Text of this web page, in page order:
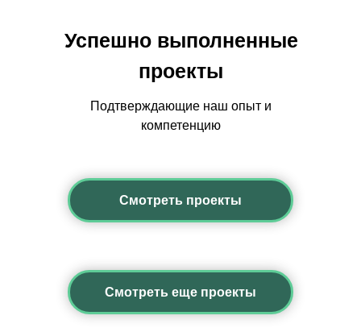
Успешно выполненные
проекты
Смотреть проекты
Подтверждающие наш опыт и
компетенцию
Смотреть еще проекты